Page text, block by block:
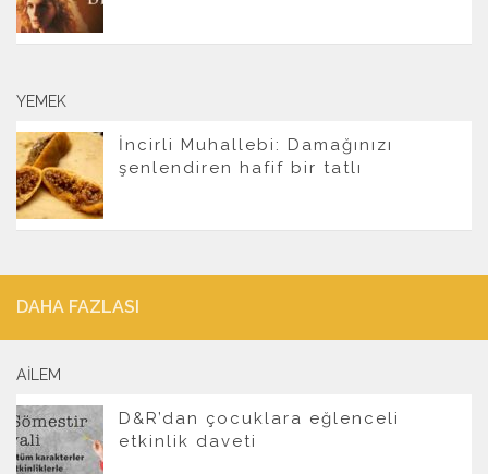
YEMEK
İncirli Muhallebi: Damağınızı
şenlendiren hafif bir tatlı
DAHA FAZLASI
AILEM
D&R’dan çocuklara eğlenceli
etkinlik daveti